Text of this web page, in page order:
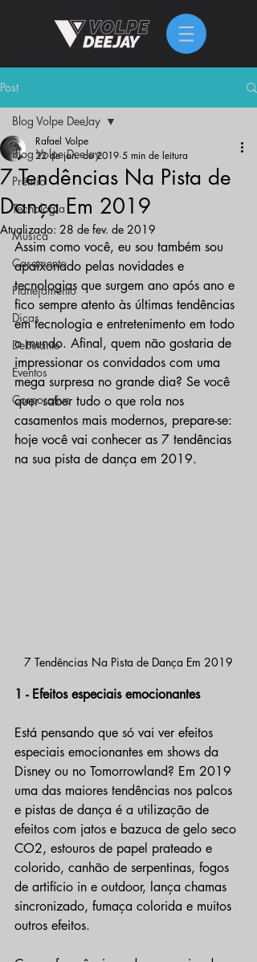
Post
Blog Volpe DeeJay
Prêmio
Tecnologia
Música
Casamento
Planejamento
Dicas
Debutante
Eventos
Corporativo
Blog Volpe DeeJay
7 Tendências Na Pista de
Dança Em 2019
Rafael Volpe
22 de jan. de 2019 5 min de leitura
Atualizado: 28 de fev. de 2019
Assim como você, eu sou também sou
apaixonado pelas novidades e
tecnologias que surgem ano após ano e
fico sempre atento às últimas tendências
em tecnologia e entretenimento em todo
o mundo. Afinal, quem não gostaria de
impressionar os convidados com uma
mega surpresa no grande dia? Se você
quer saber tudo o que rola nos
casamentos mais modernos, prepare-se:
hoje você vai conhecer as 7 tendências
na sua pista de dança em 2019.
7 Tendências Na Pista de Dança Em 2019
1 - Efeitos especiais emocionantes
Está pensando que só vai ver efeitos
especiais emocionantes em shows da
Disney ou no Tomorrowland? Em 2019
uma das maiores tendências nos palcos
e pistas de dança é a utilização de
efeitos com jatos e bazuca de gelo seco
CO2, estouros de papel prateado e
colorido, canhão de serpentinas, fogos
de artifício in e outdoor, lança chamas
sincronizado, fumaça colorida e muitos
outros efeitos.